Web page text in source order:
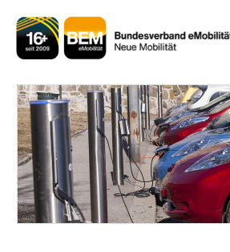
Inhalt
springen